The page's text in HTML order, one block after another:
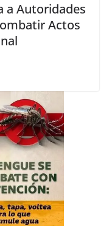
a Autoridades
Actos